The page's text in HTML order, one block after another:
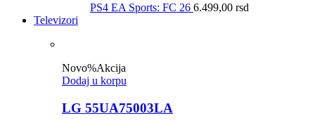
PS4 EA Sports: FC 26 6.499,00 rsd
Televizori
Novo%Akcija
Dodaj u korpu
LG 55UA75003LA